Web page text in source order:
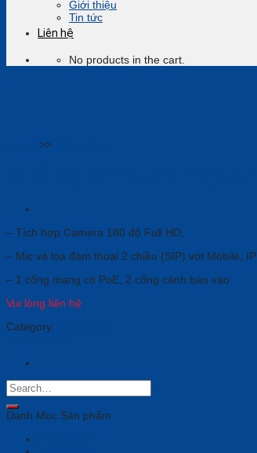
Giới thiệu
Tin tức
Liên hệ
No products in the cart.
>>
– Tích hợp Camera 180 độ Full HD,
– Mic và loa đàm thoại 2 chiều (SIP) với Mobile,
– 1 cổng mạng có PoE, 2 cổng cảnh báo vào
Vui lòng liên hệ
Category:
Danh Mục Sản phẩm